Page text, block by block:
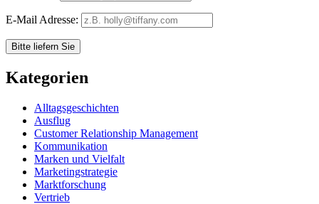
E-Mail Adresse:
Kategorien
Alltagsgeschichten
Ausflug
Customer Relationship Management
Kommunikation
Marken und Vielfalt
Marketingstrategie
Marktforschung
Vertrieb